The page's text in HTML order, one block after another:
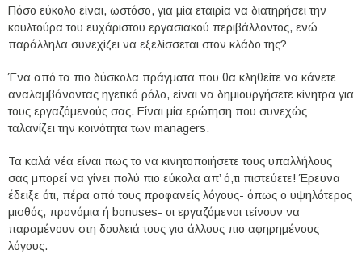
Πόσο εύκολο είναι, ωστόσο, για μία εταιρία να διατηρήσει την
κουλτούρα του ευχάριστου εργασιακού περιβάλλοντος, ενώ
παράλληλα συνεχίζει να εξελίσσεται στον κλάδο της?
Ένα από τα πιο δύσκολα πράγματα που θα κληθείτε να κάνετε
αναλαμβάνοντας ηγετικό ρόλο, είναι να δημιουργήσετε κίνητρα για
τους εργαζόμενούς σας. Είναι μία ερώτηση που συνεχώς
ταλανίζει την κοινότητα των managers.
Τα καλά νέα είναι πως το να κινητοποιήσετε τους υπαλλήλους
σας μπορεί να γίνει πολύ πιο εύκολα απ’ ό,τι πιστεύετε! Έρευνα
έδειξε ότι, πέρα από τους προφανείς λόγους- όπως ο υψηλότερος
μισθός, προνόμια ή bonuses- οι εργαζόμενοι τείνουν να
παραμένουν στη δουλειά τους για άλλους πιο αφηρημένους
λόγους.